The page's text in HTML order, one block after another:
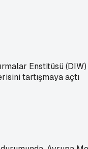
Enstitüsü (DIW)
tartışmaya açtı